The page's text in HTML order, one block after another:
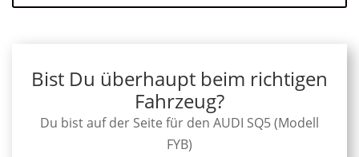
Bist Du überhaupt beim richtigen
Fahrzeug?
Du bist auf der Seite für den AUDI SQ5 (Modell
FYB)